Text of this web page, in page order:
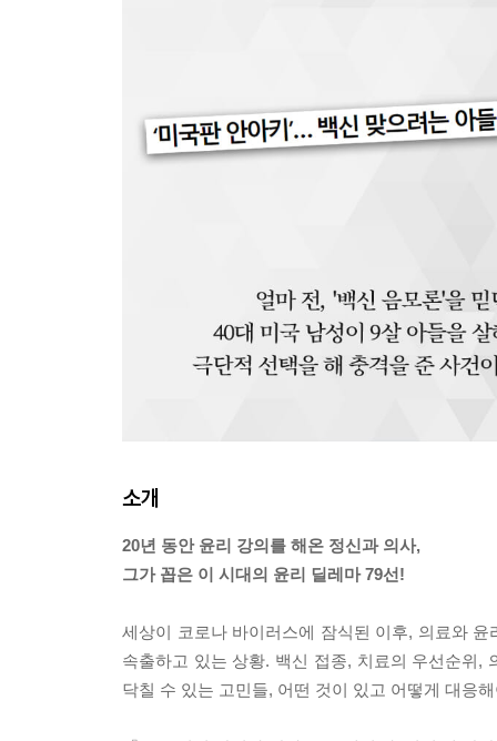
소개
20년 동안 윤리 강의를 해온 정신과 의사,
그가 꼽은 이 시대의 윤리 딜레마 79선!
세상이 코로나 바이러스에 잠식된 이후, 의료와
속출하고 있는 상황. 백신 접종, 치료의 우선순위,
닥칠 수 있는 고민들, 어떤 것이 있고 어떻게 대응